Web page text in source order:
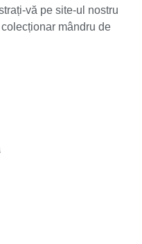
vă pe site-ul nostru
mândru de